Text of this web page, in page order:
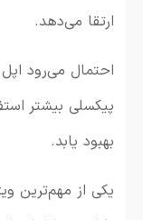
ارتقا می‌دهد.
احتمال می‌رود
پیکسلی بیشتر
بهبود یابد.